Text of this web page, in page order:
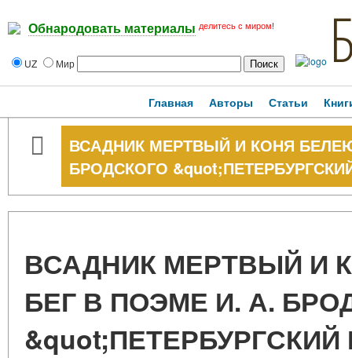
Обнародовать материалы делитесь с миром!
UZ Мир
Главная Авторы Статьи
ВСАДНИК МЕРТВЫЙ И КОНЯ
БРОДСКОГО
ВСАДНИК МЕРТВЫЙ И
БЕГ В ПОЭМЕ И. А.